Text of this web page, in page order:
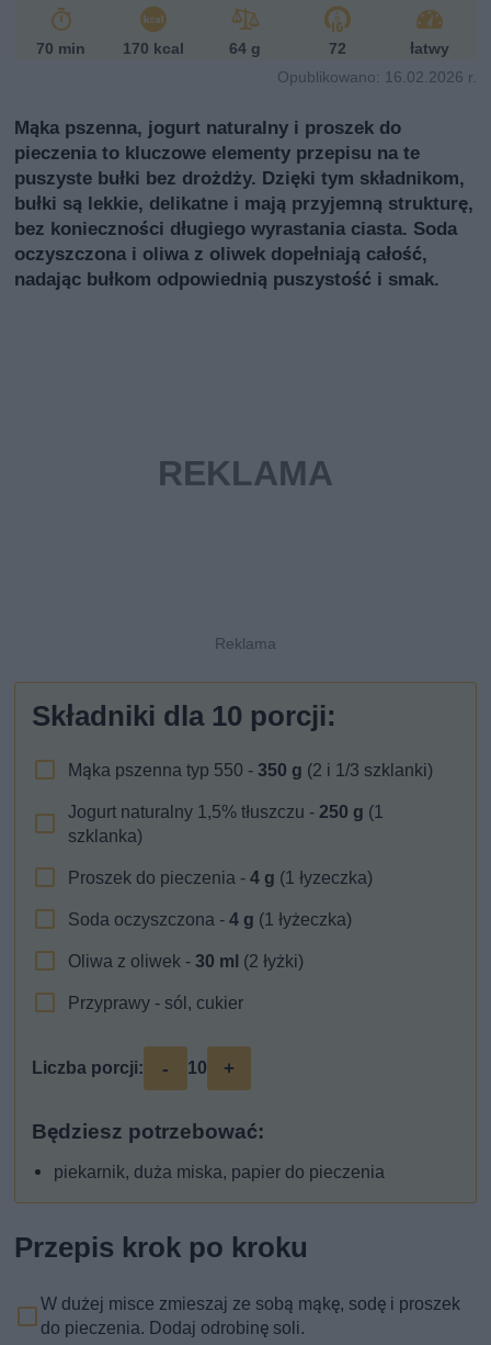
70 min 170 kcal 64 g 72
łatwy
Opublikowano: 16.02.2026 r.
Mąka pszenna, jogurt naturalny i proszek do
pieczenia to kluczowe elementy przepisu na te
puszyste bułki bez drożdży. Dzięki tym składnikom,
bułki są lekkie, delikatne i mają przyjemną strukturę,
bez konieczności długiego wyrastania ciasta. Soda
oczyszczona i oliwa z oliwek dopełniają całość,
nadając bułkom odpowiednią puszystość i smak.
Składniki dla 10 porcji:
Mąka pszenna typ 550 -350 g (2 i 1/3 szklanki)
Jogurt naturalny 1,5% tłuszczu -250 g (1
szklanka)
Proszek do pieczenia -4 g (1 łyzeczka)
Soda oczyszczona -4 g (1 łyżeczka)
Oliwa z oliwek -30 ml (2 łyżki)
Przyprawy - sól, cukier
Liczba porcji: - 10 +
Będziesz potrzebować:
piekarnik, duża miska, papier do pieczenia
Przepis krok po kroku
W dużej misce zmieszaj ze sobą mąkę, sodę i proszek
do pieczenia. Dodaj odrobinę soli.